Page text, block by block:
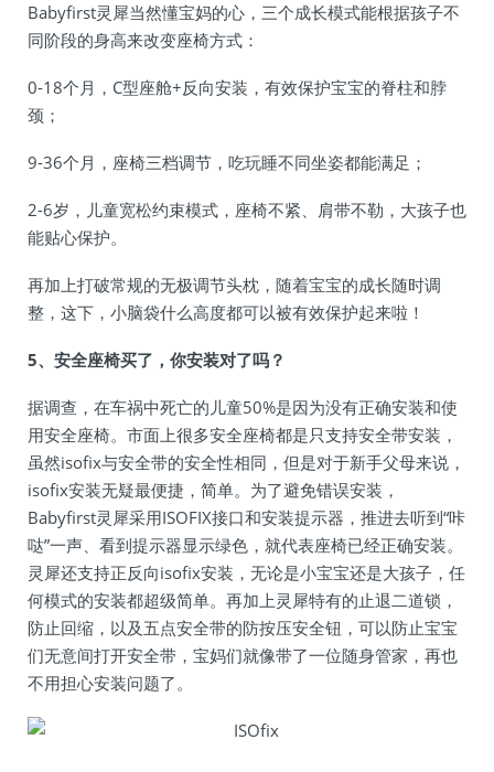
Babyfirst灵犀当然懂宝妈的心，三个成长模式能根据孩子不
同阶段的身高来改变座椅方式：
0-18个月，C型座舱+反向安装，有效保护宝宝的脊柱和脖
颈；
9-36个月，座椅三档调节，吃玩睡不同坐姿都能满足；
2-6岁，儿童宽松约束模式，座椅不紧、肩带不勒，大孩子也
能贴心保护。
再加上打破常规的无极调节头枕，随着宝宝的成长随时调
整，这下，小脑袋什么高度都可以被有效保护起来啦！
5、安全座椅买了，你安装对了吗？
据调查，在车祸中死亡的儿童50%是因为没有正确安装和使
用安全座椅。市面上很多安全座椅都是只支持安全带安装，
虽然isofix与安全带的安全性相同，但是对于新手父母来说，
isofix安装无疑最便捷，简单。为了避免错误安装，
Babyfirst灵犀采用ISOFIX接口和安装提示器，推进去听到“咔
哒”一声、看到提示器显示绿色，就代表座椅已经正确安装。
灵犀还支持正反向isofix安装，无论是小宝宝还是大孩子，任
何模式的安装都超级简单。再加上灵犀特有的止退二道锁，
防止回缩，以及五点安全带的防按压安全钮，可以防止宝宝
们无意间打开安全带，宝妈们就像带了一位随身管家，再也
不用担心安装问题了。